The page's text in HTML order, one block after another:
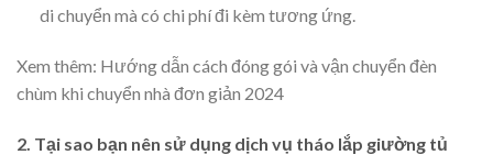
di chuyển mà có chi phí đi kèm tương ứng.
Xem thêm: Hướng dẫn cách đóng gói và vận chuyển đèn
chùm khi chuyển nhà đơn giản 2024
2. Tại sao bạn nên sử dụng dịch vụ tháo lắp giường tủ